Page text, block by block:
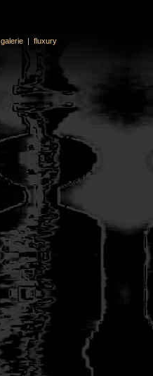
galerie | fluxury